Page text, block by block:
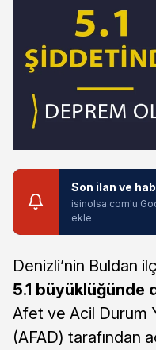
Son ilan ve
isinolsa.com'u
ekle
Denizli’nin Buldan
5.1 büyüklüğünde
Afet ve Acil Durum
(AFAD) tarafından